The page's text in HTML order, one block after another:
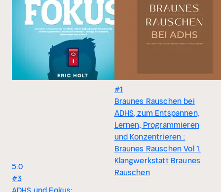
5.0
#3
ADHS und Fokus:
#1
Braunes Rauschen bei
ADHS, zum Entspannen,
Lernen, Programmieren
und Konzentrieren :
Braunes Rauschen Vol 1.
Klangwerkstatt Braunes
Rauschen